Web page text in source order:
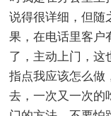
说得很详细，但随
果，在电话里客户
了，主动上门，这
指点我应该怎么做
去，一次又一次的